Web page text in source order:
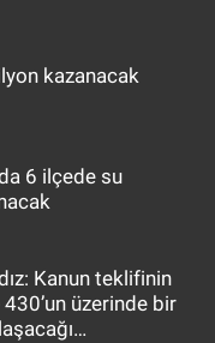
kazanacak
6 ilçede su
Kanun teklifinin
üzerinde bir